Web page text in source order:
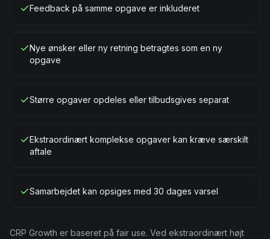
Feedback på samme opgave er inkluderet
Nye ønsker eller ny retning betragtes som en ny
opgave
Større opgaver opdeles eller tilbudsgives separat
Ekstraordinært komplekse opgaver kan kræve særskilt
aftale
Samarbejdet kan opsiges med 30 dages varsel
CRP Growth er baseret på fair use. Ved ekstraordinært højt